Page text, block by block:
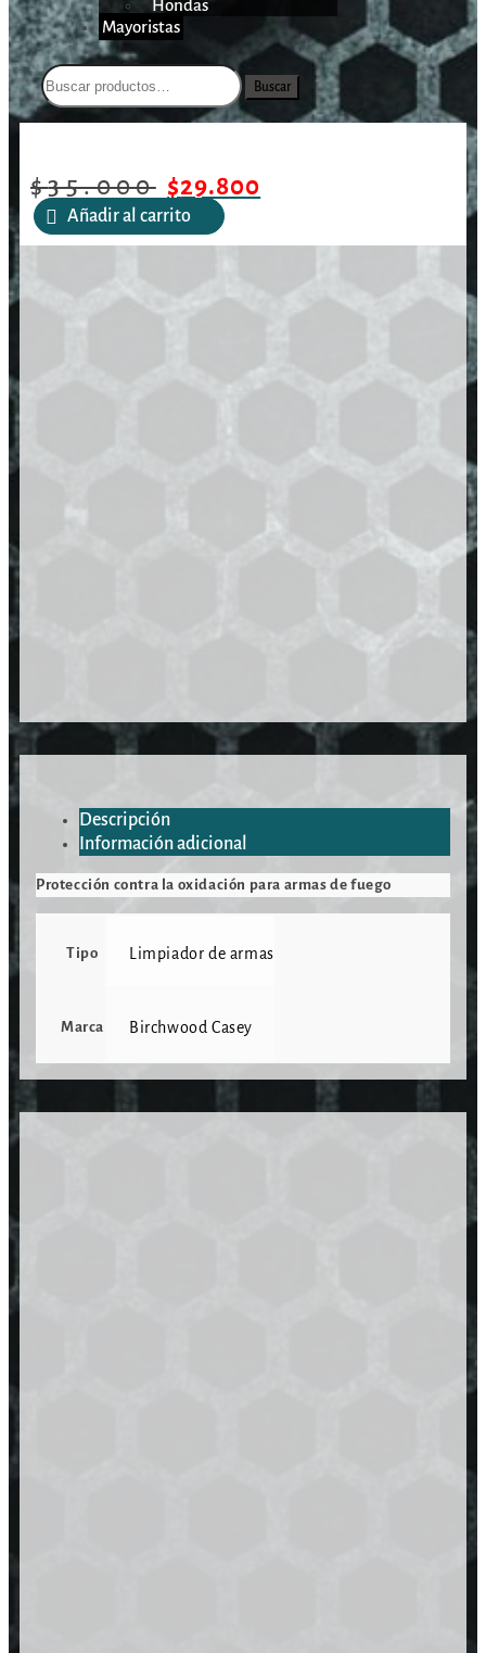
Hondas
Mayoristas
Buscar
$35.000 $29.800
Añadir al carrito
Descripción
Información adicional
Protección contra la oxidación para armas de fuego
Tipo Limpiador de armas
Marca Birchwood Casey